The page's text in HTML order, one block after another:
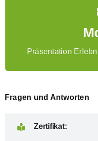
Präsentation
Jugendlichen bei
Fragen und Antworten
Zertifikat: